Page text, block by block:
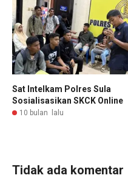
Sat Intelkam Polres Sula
Sosialisasikan SKCK Online
10 bulan lalu
Tidak ada komentar